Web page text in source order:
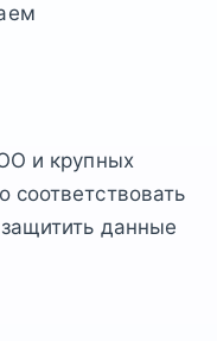
и крупных
соответствовать
данные